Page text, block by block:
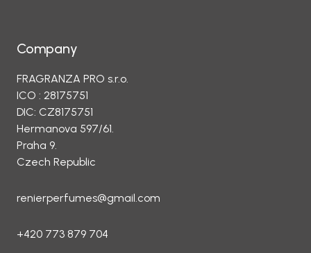
Company
FRAGRANZA PRO s.r.o.
ICO : 28175751
DIC: CZ8175751
Hermanova 597/61.
Praha 9.
Czech Republic
renierperfumes@gmail.com
+420 773 879 704